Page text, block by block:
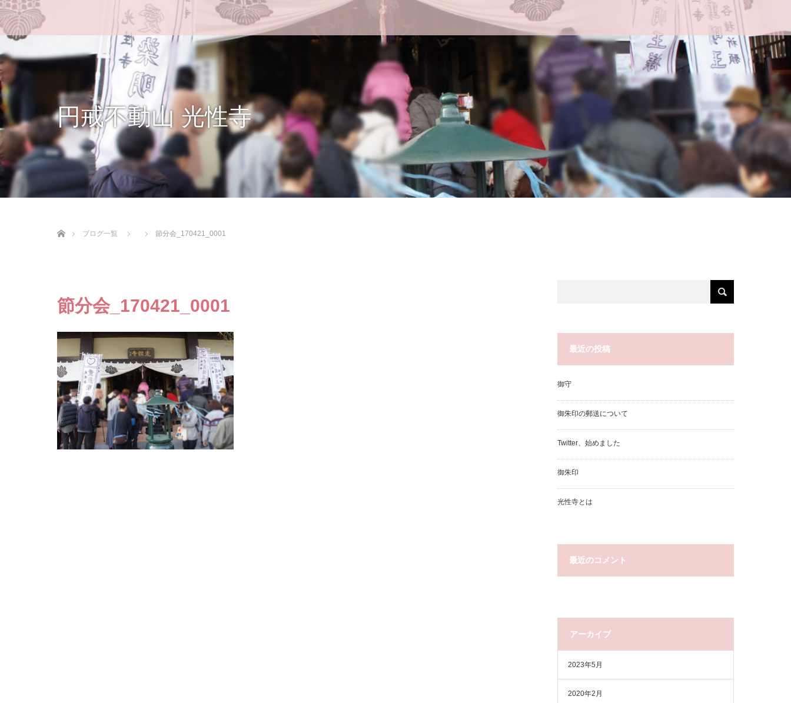
円戒不動山 光性寺
ブログ一覧
節分会_170421_0001
節分会_170421_0001
最近の投稿
御守
御朱印の郵送について
Twitter、始めました
御朱印
光性寺とは
最近のコメント
アーカイブ
2023年5月
2020年2月